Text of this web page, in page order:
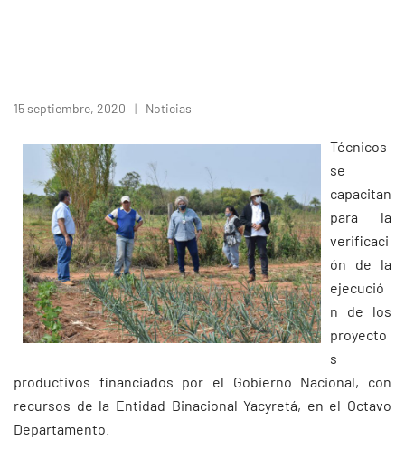
15 septiembre, 2020 Noticias
Técnicos
se
capacitan
para la
verificaci
ón de la
ejecució
n de los
proyecto
s
productivos financiados por el Gobierno Nacional, con
recursos de la Entidad Binacional Yacyretá, en el Octavo
Departamento.